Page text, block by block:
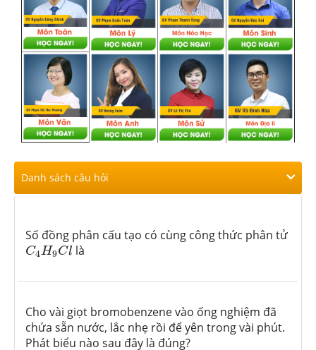
Danh sách câu hỏi
Số đồng phân cấu tạo có cùng công thức phân tử
C4H9Cl
C4 H9Cl là
Cho vài giọt bromobenzene vào ống nghiệm đã
chứa sẵn nước, lắc nhẹ rồi để yên trong vài phút.
Phát biểu nào sau đây là đúng?